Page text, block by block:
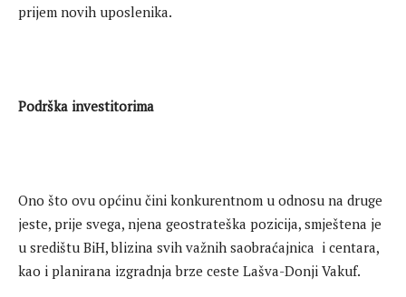
prijem novih uposlenika.
Podrška investitorima
Ono što ovu općinu čini konkurentnom u odnosu na druge
jeste, prije svega, njena geostrateška pozicija, smještena je
u središtu BiH, blizina svih važnih saobraćajnica i centara,
kao i planirana izgradnja brze ceste Lašva-Donji Vakuf.